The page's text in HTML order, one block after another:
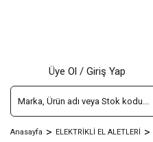
Üye Ol / Giriş Yap
Anasayfa ELEKTRİKLİ EL ALETLERİ